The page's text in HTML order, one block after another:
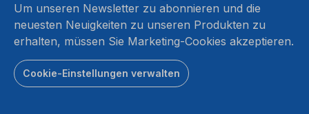
Um unseren Newsletter zu abonnieren und die
neuesten Neuigkeiten zu unseren Produkten zu
erhalten, müssen Sie Marketing-Cookies akzeptieren.
Cookie-Einstellungen verwalten